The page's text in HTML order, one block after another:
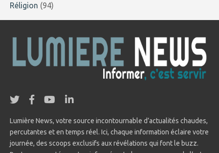
Réligion (94)
Lumière News, votre source incontournable d’actualités chaudes,
percutantes et en temps réel. Ici, chaque information éclaire votre
journée, des scoops exclusifs aux révélations qui font le buzz.